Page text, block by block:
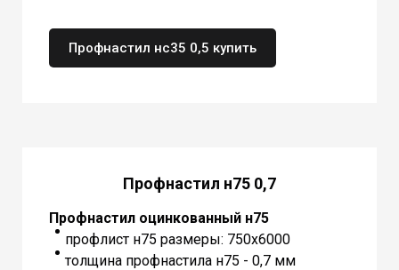
Профнастил нс35 0,5 купить
Профнастил н75 0,7
Профнастил оцинкованный н75
профлист н75 размеры: 750х6000
толщина профнастила н75 - 0,7 мм